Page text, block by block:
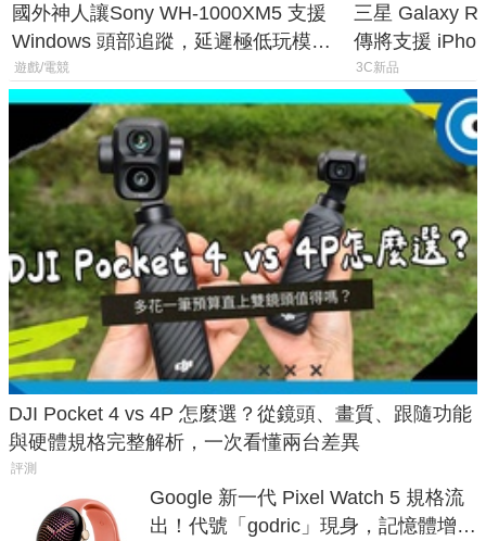
國外神人讓Sony WH-1000XM5 支援
Windows 頭部追蹤，延遲極低玩模擬
飛行超有感
遊戲/電競
三星 Galaxy
傳將支援
慧家電連動功
3C新品
DJI Pocket 4 vs 4P 怎麼選？從鏡頭、畫質、跟隨功能
與硬體規格完整解析，一次看懂兩台差異
評測
Google 新一代 Pixel Watch 5 規格流
出！代號「godric」現身，記憶體增強